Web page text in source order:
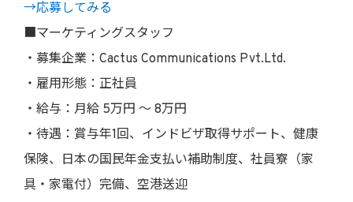
→応募してみる
■マーケティングスタッフ
・募集企業：Cactus Communications Pvt.Ltd.
・雇用形態：正社員
・給与：月給 5万円 〜 8万円
・待遇：賞与年1回、インドビザ取得サポート、健康
保険、日本の国民年金支払い補助制度、社員寮（家
具・家電付）完備、空港送迎